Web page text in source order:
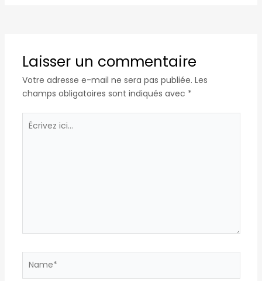
Laisser un commentaire
Votre adresse e-mail ne sera pas publiée. Les
champs obligatoires sont indiqués avec *
Écrivez
ici…